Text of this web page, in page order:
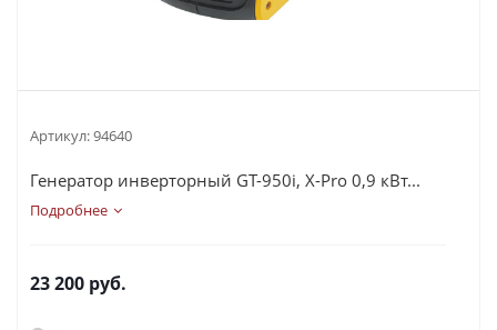
Артикул:94640
Генератор инверторный GT-950i, X-Pro 0,9 кВт...
Подробнее
23 200 руб.